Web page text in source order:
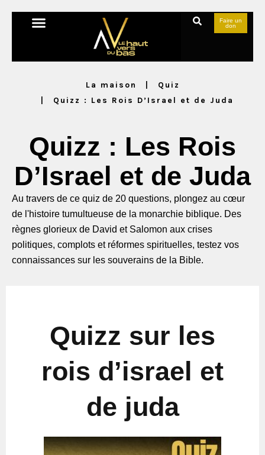
Faire un
don
La maison
Quiz
Quizz : Les Rois D’Israel et de Juda
Quizz : Les Rois
D’Israel et de Juda
Au travers de ce quiz de 20 questions, plongez au cœur
de l'histoire tumultueuse de la monarchie biblique. Des
règnes glorieux de David et Salomon aux crises
politiques, complots et réformes spirituelles, testez vos
connaissances sur les souverains de la Bible.
Quizz sur les
rois d’israel et
de juda